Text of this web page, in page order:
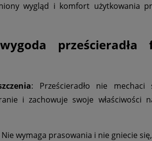
wygląd i komfort użytkowania
prześcieradła
: Prześcieradło nie mechaci
i zachowuje swoje właściwości
Nie wymaga prasowania i nie gniecie